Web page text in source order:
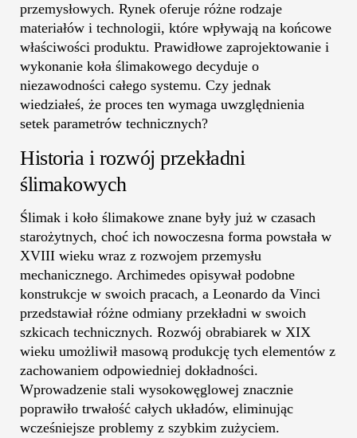
przemysłowych. Rynek oferuje różne rodzaje
materiałów i technologii, które wpływają na końcowe
właściwości produktu. Prawidłowe zaprojektowanie i
wykonanie koła ślimakowego decyduje o
niezawodności całego systemu. Czy jednak
wiedziałeś, że proces ten wymaga uwzględnienia
setek parametrów technicznych?
Historia i rozwój przekładni
ślimakowych
Ślimak i koło ślimakowe znane były już w czasach
starożytnych, choć ich nowoczesna forma powstała w
XVIII wieku wraz z rozwojem przemysłu
mechanicznego. Archimedes opisywał podobne
konstrukcje w swoich pracach, a Leonardo da Vinci
przedstawiał różne odmiany przekładni w swoich
szkicach technicznych. Rozwój obrabiarek w XIX
wieku umożliwił masową produkcję tych elementów z
zachowaniem odpowiedniej dokładności.
Wprowadzenie stali wysokowęglowej znacznie
poprawiło trwałość całych układów, eliminując
wcześniejsze problemy z szybkim zużyciem.